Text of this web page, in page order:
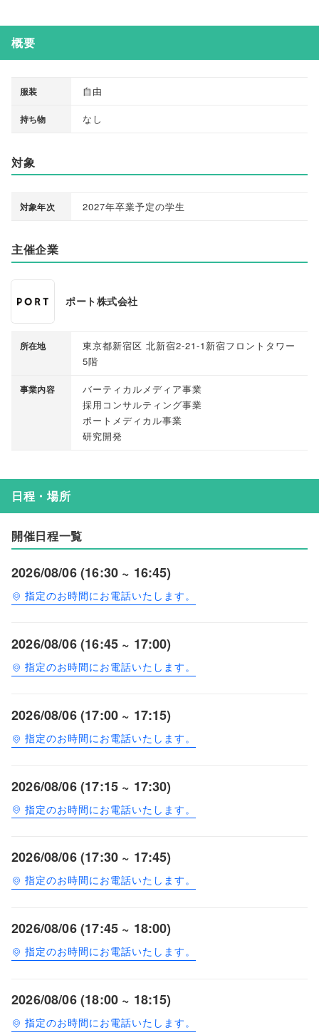
概要
服装 自由
持ち物 なし
対象
対象年次 2027年卒業予定の学生
主催企業
ポート株式会社
所在地
東京都新宿区 北新宿2-21-1新宿フロントタワー
5階
事業内容
バーティカルメディア事業
採用コンサルティング事業
ポートメディカル事業
研究開発
日程・場所
開催日程一覧
2026/08/06 (16:30 ~ 16:45)
指定のお時間にお電話いたします。
2026/08/06 (16:45 ~ 17:00)
指定のお時間にお電話いたします。
2026/08/06 (17:00 ~ 17:15)
指定のお時間にお電話いたします。
2026/08/06 (17:15 ~ 17:30)
指定のお時間にお電話いたします。
2026/08/06 (17:30 ~ 17:45)
指定のお時間にお電話いたします。
2026/08/06 (17:45 ~ 18:00)
指定のお時間にお電話いたします。
2026/08/06 (18:00 ~ 18:15)
指定のお時間にお電話いたします。